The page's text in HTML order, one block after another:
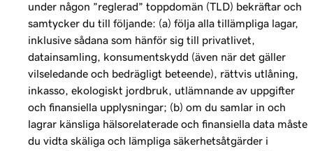
under någon ”reglerad” toppdomän (TLD) bekräftar och
samtycker du till följande: (a) följa alla tillämpliga lagar,
inklusive sådana som hänför sig till privatlivet,
datainsamling, konsumentskydd (även när det gäller
vilseledande och bedrägligt beteende), rättvis utlåning,
inkasso, ekologiskt jordbruk, utlämnande av uppgifter
och finansiella upplysningar; (b) om du samlar in och
lagrar känsliga hälsorelaterade och finansiella data måste
du vidta skäliga och lämpliga säkerhetsåtgärder i